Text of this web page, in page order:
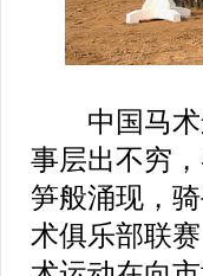
中国马术
事层出不穷
笋般涌现，
术俱乐部联